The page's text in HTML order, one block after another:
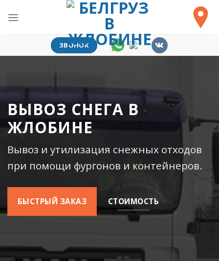
ЗВОНОК
ВЫВОЗ СНЕГА В
ЖЛОБИНЕ
Вывоз и утилизация снежных отходов
при помощи фургонов и контейнеров.
БЫСТРЫЙ ЗАКАЗ СТОИМОСТЬ